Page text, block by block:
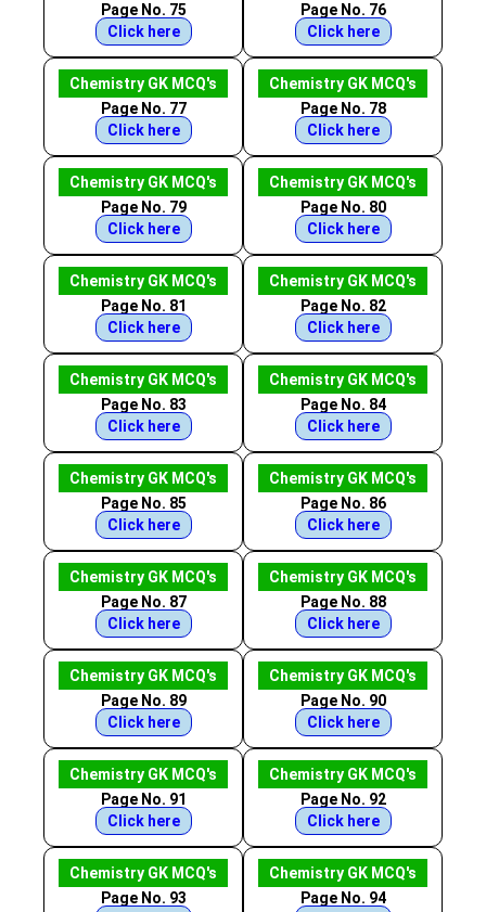
Page No. 75
Click here
Page No. 76
Click here
Chemistry GK MCQ's
Page No. 77
Click here
Chemistry GK MCQ's
Page No. 78
Click here
Chemistry GK MCQ's
Page No. 79
Click here
Chemistry GK MCQ's
Page No. 80
Click here
Chemistry GK MCQ's
Page No. 81
Click here
Chemistry GK MCQ's
Page No. 82
Click here
Chemistry GK MCQ's
Page No. 83
Click here
Chemistry GK MCQ's
Page No. 84
Click here
Chemistry GK MCQ's
Page No. 85
Click here
Chemistry GK MCQ's
Page No. 86
Click here
Chemistry GK MCQ's
Page No. 87
Click here
Chemistry GK MCQ's
Page No. 88
Click here
Chemistry GK MCQ's
Page No. 89
Click here
Chemistry GK MCQ's
Page No. 90
Click here
Chemistry GK MCQ's
Page No. 91
Click here
Chemistry GK MCQ's
Page No. 92
Click here
Chemistry GK MCQ's
Page No. 93
Chemistry GK MCQ's
Page No. 94